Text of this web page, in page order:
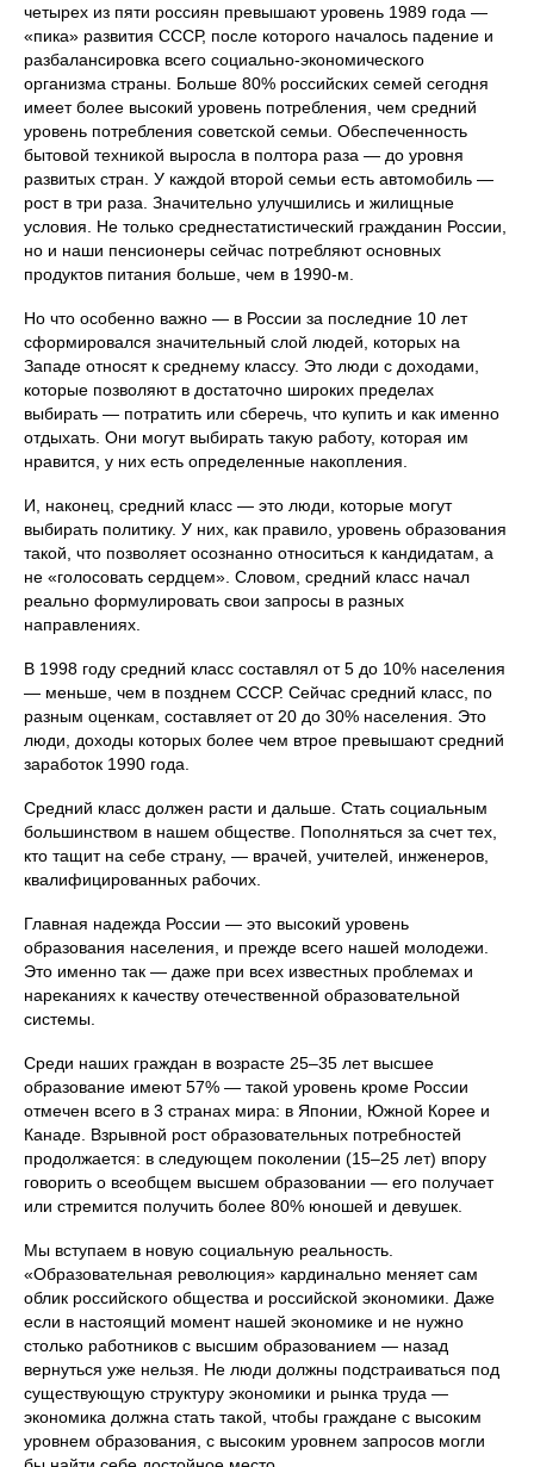
четырех из пяти россиян превышают уровень 1989 года —
«пика» развития СССР, после которого началось падение и
разбалансировка всего социально-экономического
организма страны. Больше 80% российских семей сегодня
имеет более высокий уровень потребления, чем средний
уровень потребления советской семьи. Обеспеченность
бытовой техникой выросла в полтора раза — до уровня
развитых стран. У каждой второй семьи есть автомобиль —
рост в три раза. Значительно улучшились и жилищные
условия. Не только среднестатистический гражданин России,
но и наши пенсионеры сейчас потребляют основных
продуктов питания больше, чем в 1990-м.
Но что особенно важно — в России за последние 10 лет
сформировался значительный слой людей, которых на
Западе относят к среднему классу. Это люди с доходами,
которые позволяют в достаточно широких пределах
выбирать — потратить или сберечь, что купить и как именно
отдыхать. Они могут выбирать такую работу, которая им
нравится, у них есть определенные накопления.
И, наконец, средний класс — это люди, которые могут
выбирать политику. У них, как правило, уровень образования
такой, что позволяет осознанно относиться к кандидатам, а
не «голосовать сердцем». Словом, средний класс начал
реально формулировать свои запросы в разных
направлениях.
В 1998 году средний класс составлял от 5 до 10% населения
— меньше, чем в позднем СССР. Сейчас средний класс, по
разным оценкам, составляет от 20 до 30% населения. Это
люди, доходы которых более чем втрое превышают средний
заработок 1990 года.
Средний класс должен расти и дальше. Стать социальным
большинством в нашем обществе. Пополняться за счет тех,
кто тащит на себе страну, — врачей, учителей, инженеров,
квалифицированных рабочих.
Главная надежда России — это высокий уровень
образования населения, и прежде всего нашей молодежи.
Это именно так — даже при всех известных проблемах и
нареканиях к качеству отечественной образовательной
системы.
Среди наших граждан в возрасте 25–35 лет высшее
образование имеют 57% — такой уровень кроме России
отмечен всего в 3 странах мира: в Японии, Южной Корее и
Канаде. Взрывной рост образовательных потребностей
продолжается: в следующем поколении (15–25 лет) впору
говорить о всеобщем высшем образовании — его получает
или стремится получить более 80% юношей и девушек.
Мы вступаем в новую социальную реальность.
«Образовательная революция» кардинально меняет сам
облик российского общества и российской экономики. Даже
если в настоящий момент нашей экономике и не нужно
столько работников с высшим образованием — назад
вернуться уже нельзя. Не люди должны подстраиваться под
существующую структуру экономики и рынка труда —
экономика должна стать такой, чтобы граждане с высоким
уровнем образования, с высоким уровнем запросов могли